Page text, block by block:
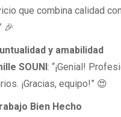
que combina calidad
🎉
y amabilidad
SOUNI: “¡Genial!
¡Gracias, equipo!” 😍
Bien Hecho